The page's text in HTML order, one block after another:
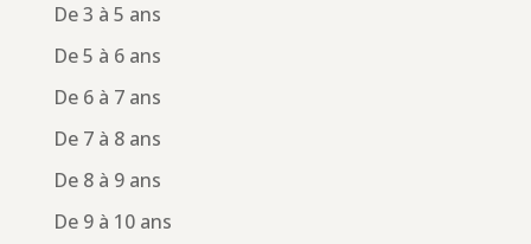
De 3 à 5 ans
De 5 à 6 ans
De 6 à 7 ans
De 7 à 8 ans
De 8 à 9 ans
De 9 à 10 ans